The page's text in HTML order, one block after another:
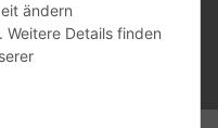
ändern
Details finden